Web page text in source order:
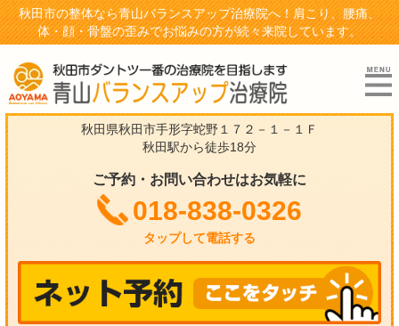
秋田市の整体なら青山バランスアップ治療院へ！肩こり、腰痛、
体・顔・骨盤の歪みでお悩みの方が続々来院しています。
秋田県秋田市手形字蛇野１７２－１－１Ｆ
秋田駅から徒歩18分
ご予約・お問い合わせはお気軽に
018-838-0326
タップして電話する